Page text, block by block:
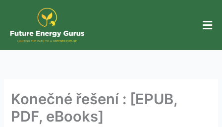
content
Konečné řešení : [EPUB,
PDF, eBooks]